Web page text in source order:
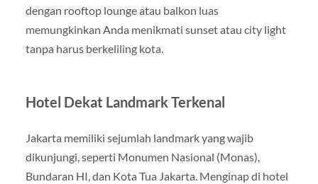
dengan rooftop lounge atau balkon luas
memungkinkan Anda menikmati sunset atau city light
tanpa harus berkeliling kota.
Hotel Dekat Landmark Terkenal
Jakarta memiliki sejumlah landmark yang wajib
dikunjungi, seperti Monumen Nasional (Monas),
Bundaran HI, dan Kota Tua Jakarta. Menginap di hotel